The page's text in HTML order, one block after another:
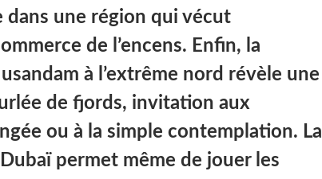
dans une région qui vécut
de l’encens. Enfin, la
à l’extrême nord révèle une
de fjords, invitation aux
ou à la simple contemplation. La
permet même de jouer les